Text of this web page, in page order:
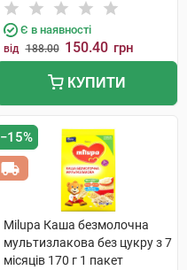
Є в наявності
від 188.00 150.40 грн
КУПИТИ
−15%
Milupa Каша безмолочна
мультизлакова без цукру з 7
місяців 170 г 1 пакет